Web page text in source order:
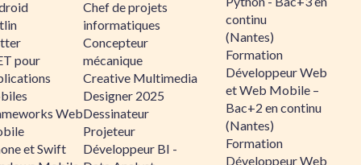
pour
Web
et Swift
Chef de projets
informatiques
Concepteur
mécanique
Creative Multimedia
Designer 2025
Dessinateur
Projeteur
Développeur BI -
continu
(Nantes)
Formation
Développeur Web
et Web Mobile –
Bac+2 en continu
(Nantes)
Formation
Développeur Web